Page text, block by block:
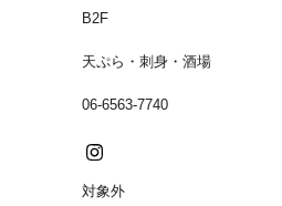
B2F
天ぷら・刺身・酒場
06-6563-7740
対象外